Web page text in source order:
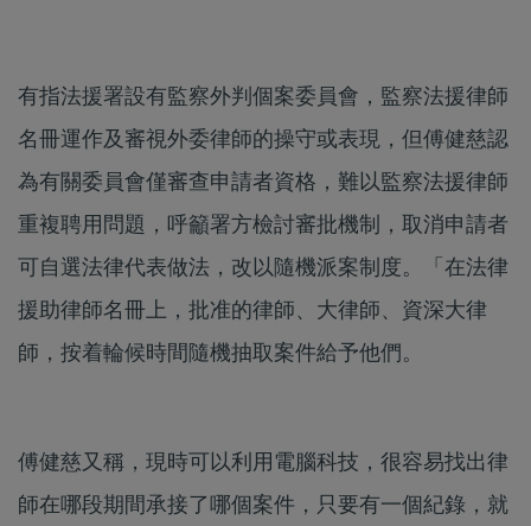
有指法援署設有監察外判個案委員會，監察法援律師
名冊運作及審視外委律師的操守或表現，但傅健慈認
為有關委員會僅審查申請者資格，難以監察法援律師
重複聘用問題，呼籲署方檢討審批機制，取消申請者
可自選法律代表做法，改以隨機派案制度。「在法律
援助律師名冊上，批准的律師、大律師、資深大律
師，按着輪候時間隨機抽取案件給予他們。
傅健慈又稱，現時可以利用電腦科技，很容易找出律
師在哪段期間承接了哪個案件，只要有一個紀錄，就